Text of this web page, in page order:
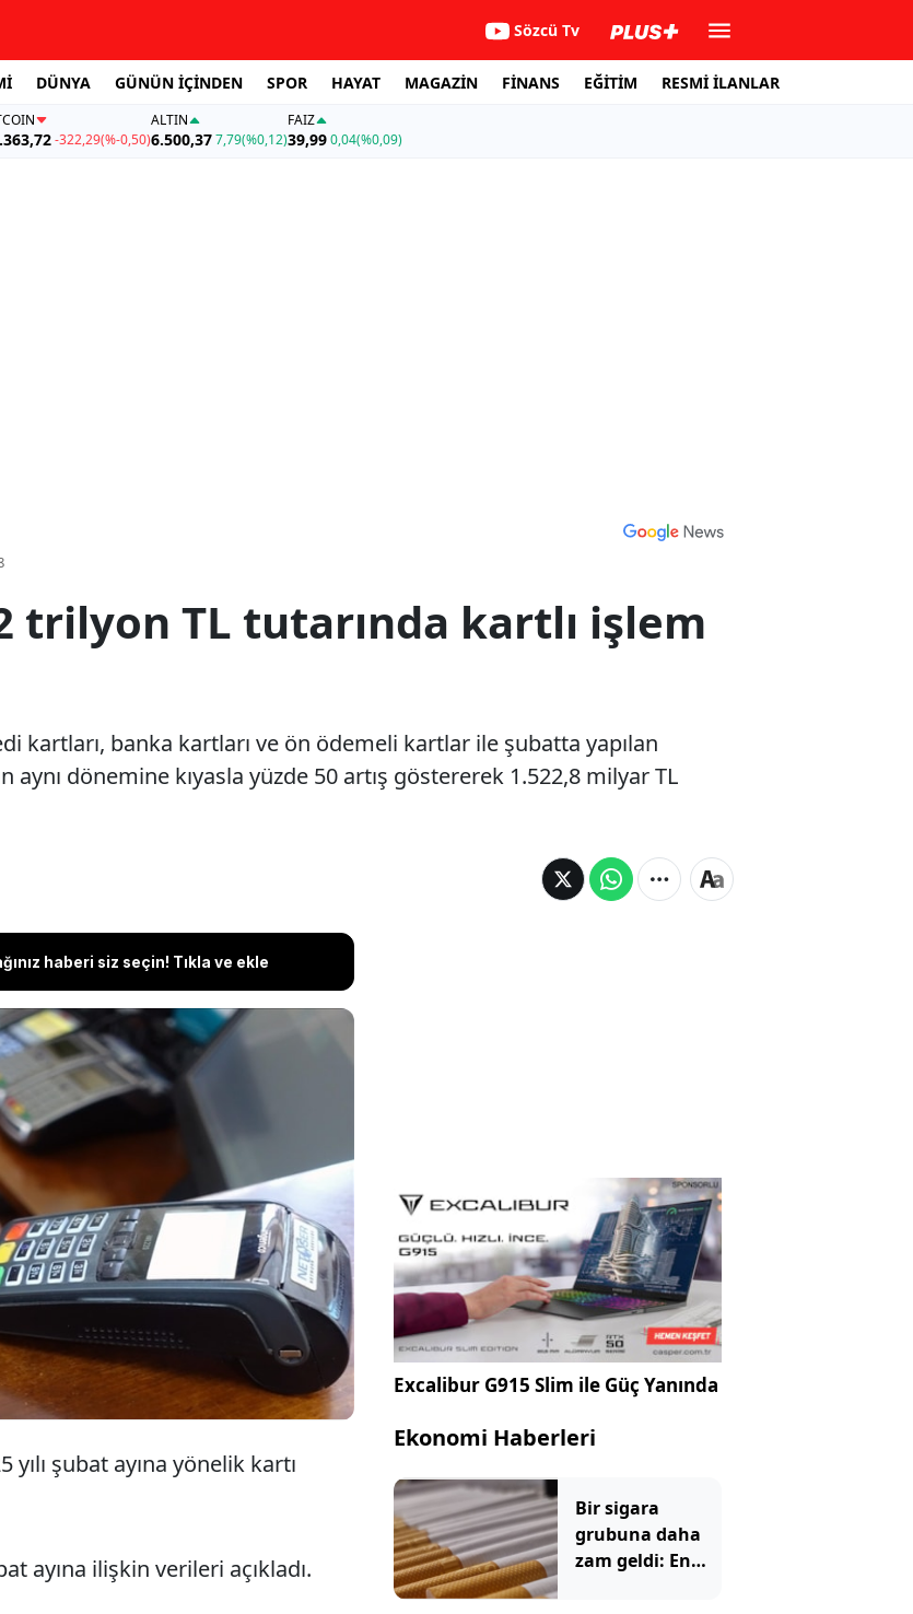
Sözcü Tv
DÜNYA GÜNÜN İÇİNDEN SPOR HAYAT MAGAZİN FİNANS EĞİTİM RESMİ İLANLAR
-322,29(%-0,50)
ALTIN
6.500,377,79(%0,12)
FAİZ
39,990,04(%0,09)
trilyon TL tutarında kartlı işlem
kartları, banka kartları ve ön ödemeli kartlar ile şubatta yapılan
aynı dönemine kıyasla yüzde 50 artış göstererek 1.522,8 milyar TL
haberi siz seçin! Tıkla ve ekle
(BKM), kredi kartları, banka kartları
şubatta yapılan toplam ödeme
aynı dönemine kıyasla yüzde 50 artış
TL olduğunu açıkladı.
şubat ayına yönelik kartı
ayına ilişkin verileri açıkladı.
Excalibur G915 Slim ile Güç Yanında
Ekonomi Haberleri
Bir sigara
grubuna daha
zam geldi: En